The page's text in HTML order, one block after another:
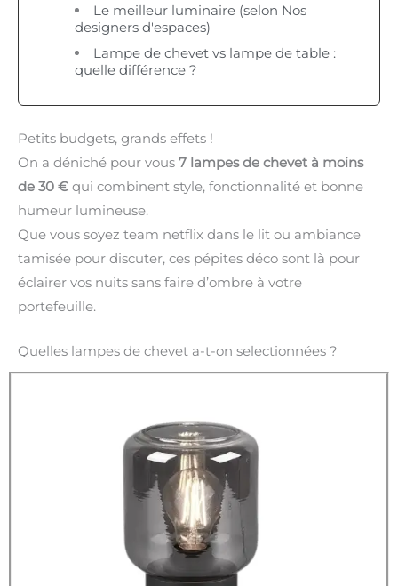
Le meilleur luminaire (selon Nos
designers d'espaces)
Lampe de chevet vs lampe de table :
quelle différence ?
Petits budgets, grands effets !
On a déniché pour vous 7 lampes de chevet à moins
de 30 € qui combinent style, fonctionnalité et bonne
humeur lumineuse.
Que vous soyez team netflix dans le lit ou ambiance
tamisée pour discuter, ces pépites déco sont là pour
éclairer vos nuits sans faire d’ombre à votre
portefeuille.
Quelles lampes de chevet a-t-on selectionnées ?